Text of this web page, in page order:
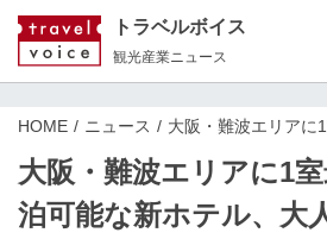
トラベルボイス
観光産業ニュース
HOME ニュース 大阪・難波エリア
大阪・難波エリアに1
泊可能な新ホテル、大